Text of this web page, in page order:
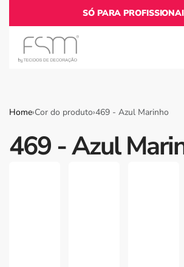
SÓ PARA
Home›Cor do produto›469 - Azul Marinho
469 - Azul